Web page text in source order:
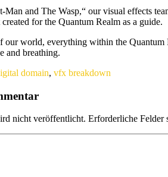
Man and The Wasp,“ our visual effects
for the Quantum Realm as a guide.
our world, everything within the Quantum
and breathing.
domain, vfx breakdown
nicht veröffentlicht. Erforderliche Felder